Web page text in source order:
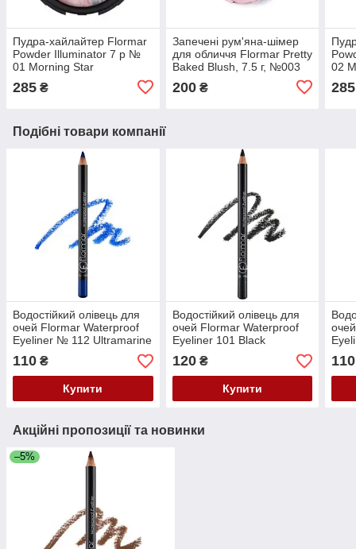
Пудра-хайлайтер Flormar
Powder Illuminator 7 р №
01 Morning Star
285 ₴
Запечені рум'яна-шімер
для обличчя Flormar Pretty
Baked Blush, 7.5 г, №003
200₴
02
285
Подібні товари компанії
Водостійкий олівець для
очей Flormar Waterproof
Eyeliner № 112 Ultramarine
Blue (Синій)
110 ₴
Купити
Водостійкий олівець для
очей Flormar Waterproof
Eyeliner 101 Black
(Чорний)
120₴
Купити
110
Акційні пропозиції та новинки
–5%